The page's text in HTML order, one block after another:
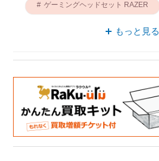
ゲーミングヘッドセット RAZER
ゲーミングヘッドセット 人間工学
もっと見る